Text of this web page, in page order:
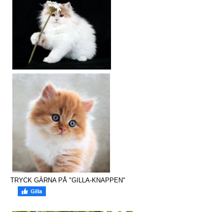
TRYCK GÄRNA PÅ "GILLA-KNAPPEN"